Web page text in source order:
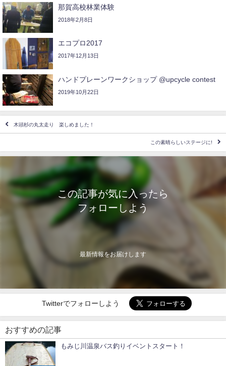
那賀高校林業体験
2018年2月8日
エコプロ2017
2017年12月13日
ハンドプレーンワークショップ @upcycle contest
2019年10月22日
木頭杉の丸太走り 楽しめました！
この素晴らしいステージに!
この記事が気に入ったら
フォローしよう
最新情報をお届けします
Twitterでフォローしよう
おすすめの記事
もみじ川温泉バス釣りイベントスタート！